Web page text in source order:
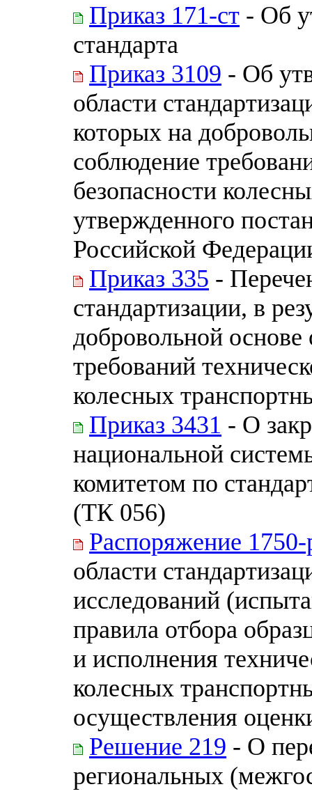
Приказ 171-ст - Об
стандарта
Приказ 3109 - Об
области
которых на
соблюдение
безопасности
утвержденного
Российской
Приказ 335 -
стандартизации, в
добровольной основе
требований
колесных
Приказ 3431 - О
национальной
комитетом по
(ТК 056)
Распоряжение 1750-
области
исследований
правила отбора
и исполнения
колесных
осуществления
Решение 219 - О
региональных